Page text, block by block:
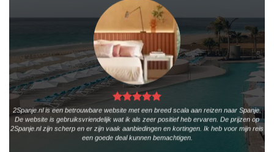
2Spanje.nl is een betrouwbare website met een breed scala aan reizen naar Spanje.
De website is gebruiksvriendelijk wat ik als zeer positief heb ervaren. De prijzen op
2Spanje.nl zijn scherp en er zijn vaak aanbiedingen en kortingen. Ik heb voor mijn reis
een goede deal kunnen bemachtigen.